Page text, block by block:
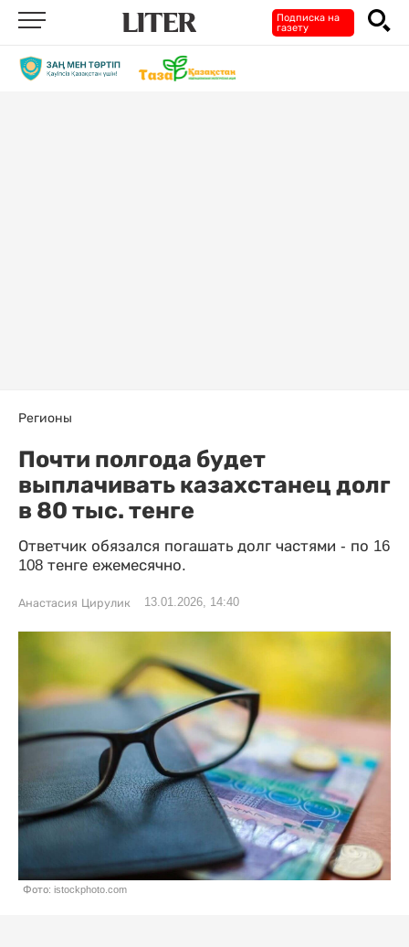
Подписка на
газету
Регионы
Почти полгода будет
выплачивать казахстанец долг
в 80 тыс. тенге
Ответчик обязался погашать долг частями - по 16
108 тенге ежемесячно.
Анастасия Цирулик 13.01.2026, 14:40
Фото: istockphoto.com